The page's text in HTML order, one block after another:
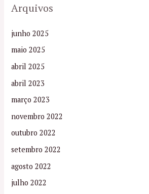
Arquivos
junho 2025
maio 2025
abril 2025
abril 2023
março 2023
novembro 2022
outubro 2022
setembro 2022
agosto 2022
julho 2022